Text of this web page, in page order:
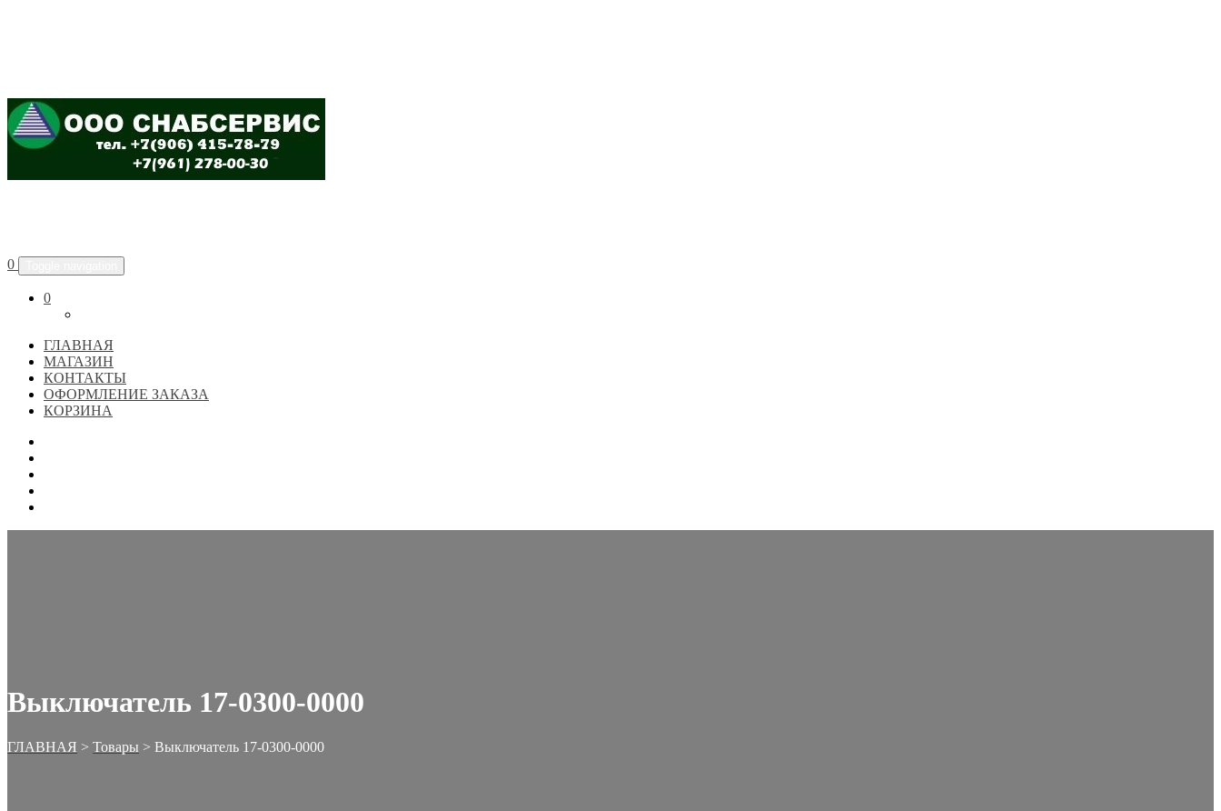
0
0
ГЛАВНАЯ
МАГАЗИН
КОНТАКТЫ
ОФОРМЛЕНИЕ ЗАКАЗА
КОРЗИНА
Выключатель 17-0300-0000
ГЛАВНАЯ > Товары > Выключатель 17-0300-0000